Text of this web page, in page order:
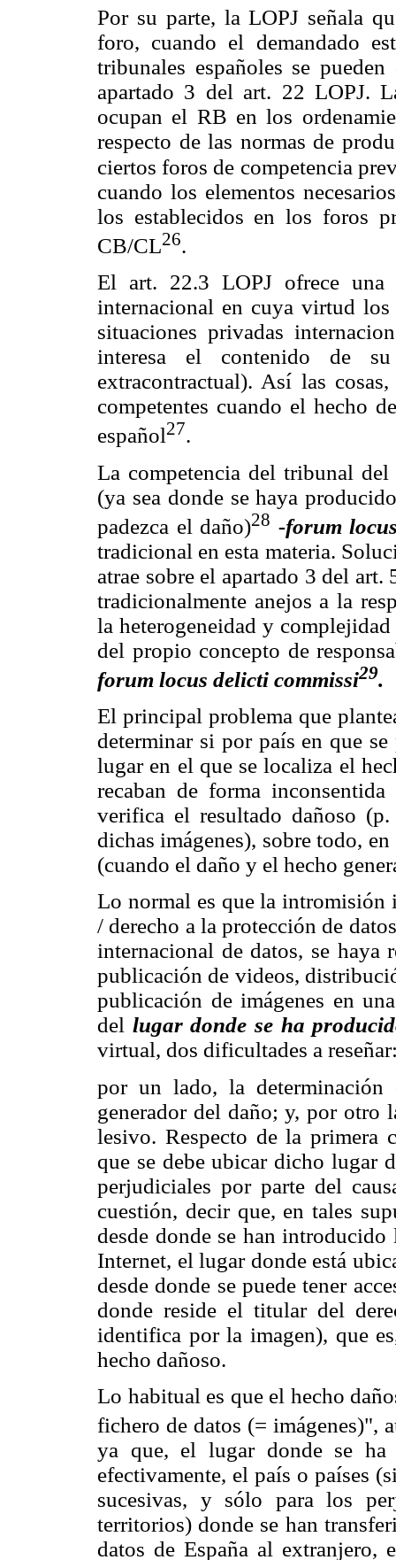
Por su parte, la LOPJ señala
foro, cuando el demandado
tribunales españoles se
apartado 3 del art. 22 LOPJ.
ocupan el RB en los
respecto de las normas de
ciertos foros de competencia
cuando los elementos
los establecidos en los foros
CB/CL26.
El art. 22.3 LOPJ ofrece una
internacional en cuya virtud los
situaciones privadas
interesa el contenido de
extracontractual). Así las
competentes cuando el hecho
español27.
La competencia del tribunal
(ya sea donde se haya
padezca el daño)28 -forum
tradicional en esta materia.
atrae sobre el apartado 3 del
tradicionalmente anejos a la
la heterogeneidad y
del propio concepto de
forum locus delicti commissi29.
El principal problema que
determinar si por país en que
lugar en el que se localiza el
recaban de forma
verifica el resultado dañoso
dichas imágenes), sobre todo,
(cuando el daño y el hecho
Lo normal es que la intromisión
/ derecho a la protección de
internacional de datos, se haya
publicación de videos,
publicación de imágenes en
del lugar donde se ha
virtual, dos dificultades a
por un lado, la
generador del daño; y, por otro
lesivo. Respecto de la primera
que se debe ubicar dicho lugar
perjudiciales por parte del
cuestión, decir que, en tales
desde donde se han
Internet, el lugar donde está
desde donde se puede tener
donde reside el titular del
identifica por la imagen), que
hecho dañoso.
Lo habitual es que el hecho
fichero de datos (= imágenes)",
ya que, el lugar donde se ha
efectivamente, el país o países
sucesivas, y sólo para los
territorios) donde se han
datos de España al extranjero,